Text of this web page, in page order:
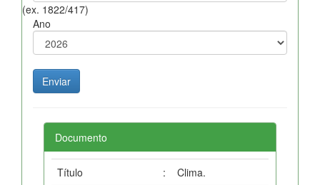
(ex. 1822/417)
Ano
Documento
Título :
Clima.